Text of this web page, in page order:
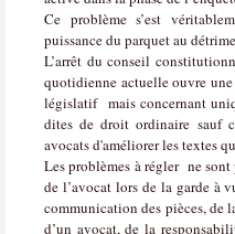
Ce problème s’est
puissance du parquet au
L’arrêt du conseil
quotidienne actuelle ouvre
législatif mais concernant
dites de droit ordinaire sauf
avocats d'améliorer les textes
Les problèmes à régler ne sont
de l’avocat lors de la garde à
communication des pièces, de
d’un avocat, de la